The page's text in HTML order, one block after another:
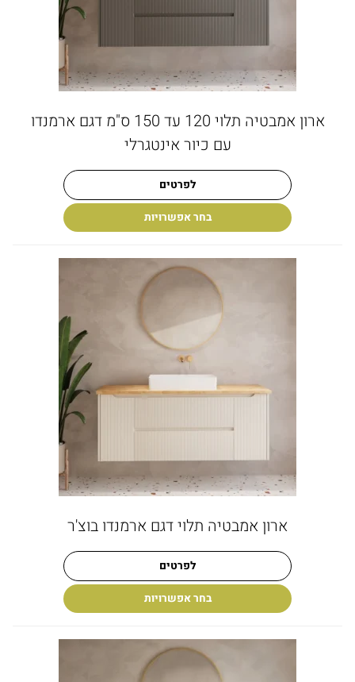
ארון אמבטיה תלוי 120 עד 150 ס"מ דגם ארמנדו
עם כיור אינטגרלי
לפרטים
בחר אפשרויות
ארון אמבטיה תלוי דגם ארמנדו בוצ'ר
לפרטים
בחר אפשרויות